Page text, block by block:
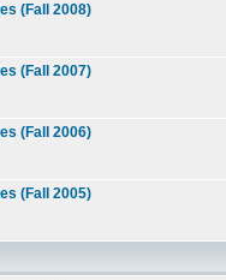
(Fall 2008)
(Fall 2007)
(Fall 2006)
(Fall 2005)